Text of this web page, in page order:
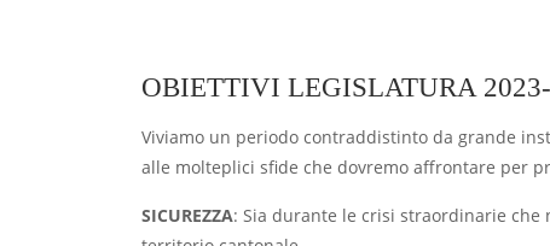
OBIETTIVI LEGISLATURA
Viviamo un periodo contraddistinto da grande
alle molteplici sfide che dovremo affrontare per
SICUREZZA: Sia durante le crisi straordinarie